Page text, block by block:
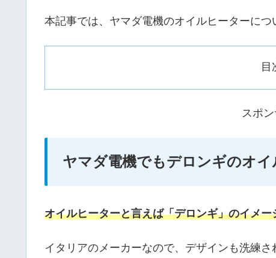
本記事では、ヤマダ電機のオイルヒーターにつ
目
スポ
ヤマダ電機でもデロンギのオイ
オイルヒーターと言えば「デロンギ」のイメ
イタリアのメーカーなので、デザインも洗練さ